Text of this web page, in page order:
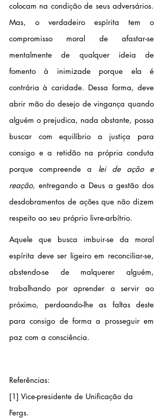
colocam na condição de seus adversários.
Mas, o verdadeiro espírita tem o
compromisso moral de afastar-se
mentalmente de qualquer ideia de
fomento à inimizade porque ela é
contrária à caridade. Dessa forma, deve
abrir mão do desejo de vingança quando
alguém o prejudica, nada obstante, possa
buscar com equilíbrio a justiça para
consigo e a retidão na própria conduta
porque compreende a lei de ação e
reação, entregando a Deus a gestão dos
desdobramentos de ações que não dizem
respeito ao seu próprio livre-arbítrio.
Aquele que busca imbuir-se da moral
espírita deve ser ligeiro em reconciliar-se,
abstendo-se de malquerer alguém,
trabalhando por aprender a servir ao
próximo, perdoando-lhe as faltas deste
para consigo de forma a prosseguir em
paz com a consciência.
Referências:
[1] Vice-presidente de Unificação da
Fergs.